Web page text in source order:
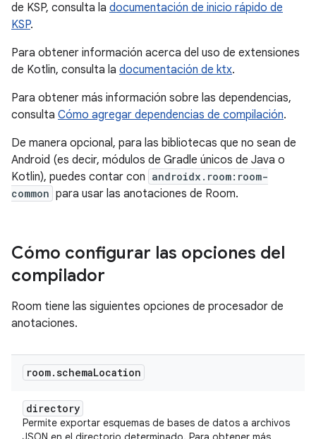
de KSP, consulta la documentación de inicio rápido de
KSP.
Para obtener información acerca del uso de extensiones
de Kotlin, consulta la documentación de ktx.
Para obtener más información sobre las dependencias,
consulta Cómo agregar dependencias de compilación.
De manera opcional, para las bibliotecas que no sean de
Android (es decir, módulos de Gradle únicos de Java o
Kotlin), puedes contar con androidx.room:room-
common para usar las anotaciones de Room.
Cómo configurar las opciones del
compilador
Room tiene las siguientes opciones de procesador de
anotaciones.
room.schemaLocation
directory
Permite exportar esquemas de bases de datos a archivos